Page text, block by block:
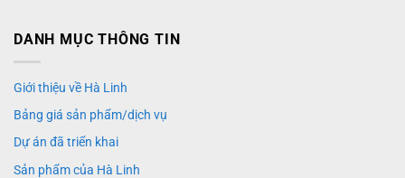
DANH MỤC THÔNG TIN
Giới thiệu về Hà Linh
Bảng giá sản phẩm/dịch vụ
Dự án đã triển khai
Sản phẩm của Hà Linh